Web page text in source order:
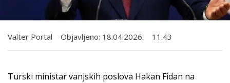
Valter Portal Objavljeno: 18.04.2026. 11:43
Turski ministar vanjskih poslova Hakan Fidan na